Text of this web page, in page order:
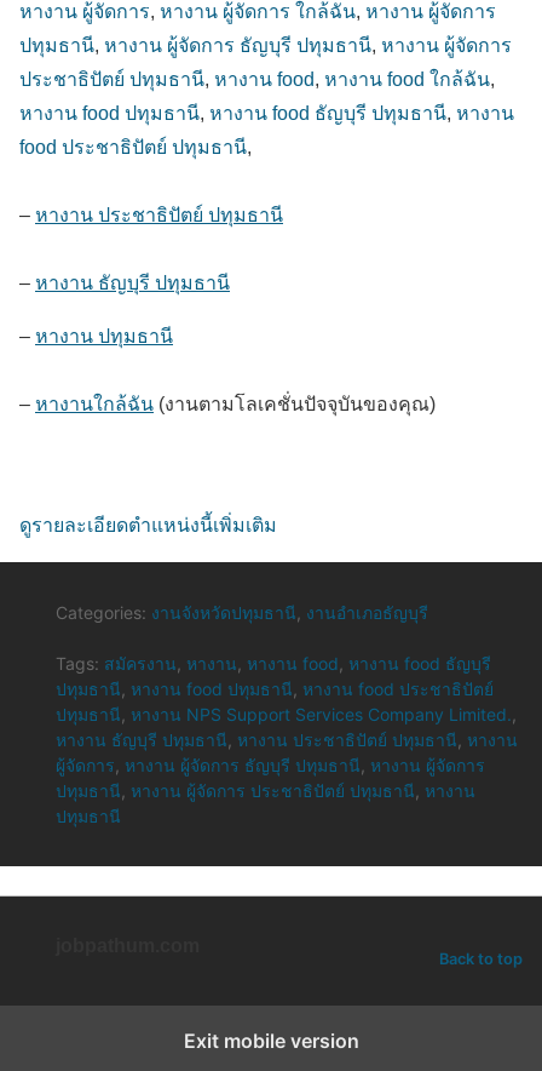
หางาน ผู้จัดการ, หางาน ผู้จัดการ ใกล้ฉัน, หางาน ผู้จัดการ
ปทุมธานี, หางาน ผู้จัดการ ธัญบุรี ปทุมธานี, หางาน ผู้จัดการ
ประชาธิปัตย์ ปทุมธานี, หางาน food, หางาน food ใกล้ฉัน,
หางาน food ปทุมธานี, หางาน food ธัญบุรี ปทุมธานี, หางาน
food ประชาธิปัตย์ ปทุมธานี,
– หางาน ประชาธิปัตย์ ปทุมธานี
– หางาน ธัญบุรี ปทุมธานี
– หางาน ปทุมธานี
– หางานใกล้ฉัน (งานตามโลเคชั่นปัจจุบันของคุณ)
ดูรายละเอียดตำแหน่งนี้เพิ่มเติม
Categories: งานจังหวัดปทุมธานี งานอำเภอธัญบุรี
Tags: สมัครงาน หางาน หางาน food หางาน food ธัญบุรี
ปทุมธานี หางาน food ปทุมธานี หางาน food ประชาธิปัตย์
ปทุมธานี หางาน NPS Support Services Company Limited.
หางาน ธัญบุรี ปทุมธานี หางาน ประชาธิปัตย์ ปทุมธานี หางาน
ผู้จัดการ หางาน ผู้จัดการ ธัญบุรี ปทุมธานี หางาน ผู้จัดการ
ปทุมธานี หางาน ผู้จัดการ ประชาธิปัตย์ ปทุมธานี หางาน
ปทุมธานี
Back to top
Exit mobile version